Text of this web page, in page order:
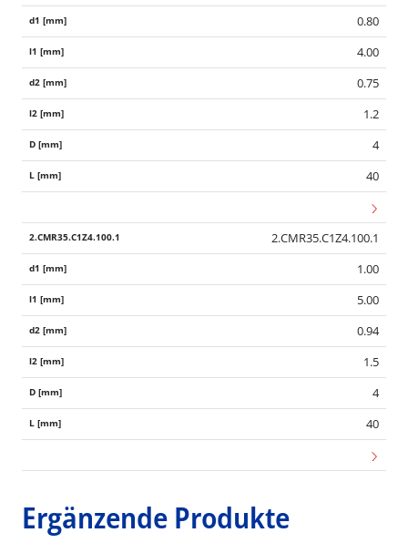
0.80
4.00
0.75
1.2
4
40
2.CMR35.C1Z4.100.1
1.00
5.00
0.94
1.5
4
40
Ergänzende Produkte